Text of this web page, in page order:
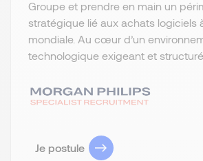
Groupe et prendre en main un
stratégique lié aux achats logiciels
mondiale. Au cœur d’un
technologique exigeant et structuré,
Je postule